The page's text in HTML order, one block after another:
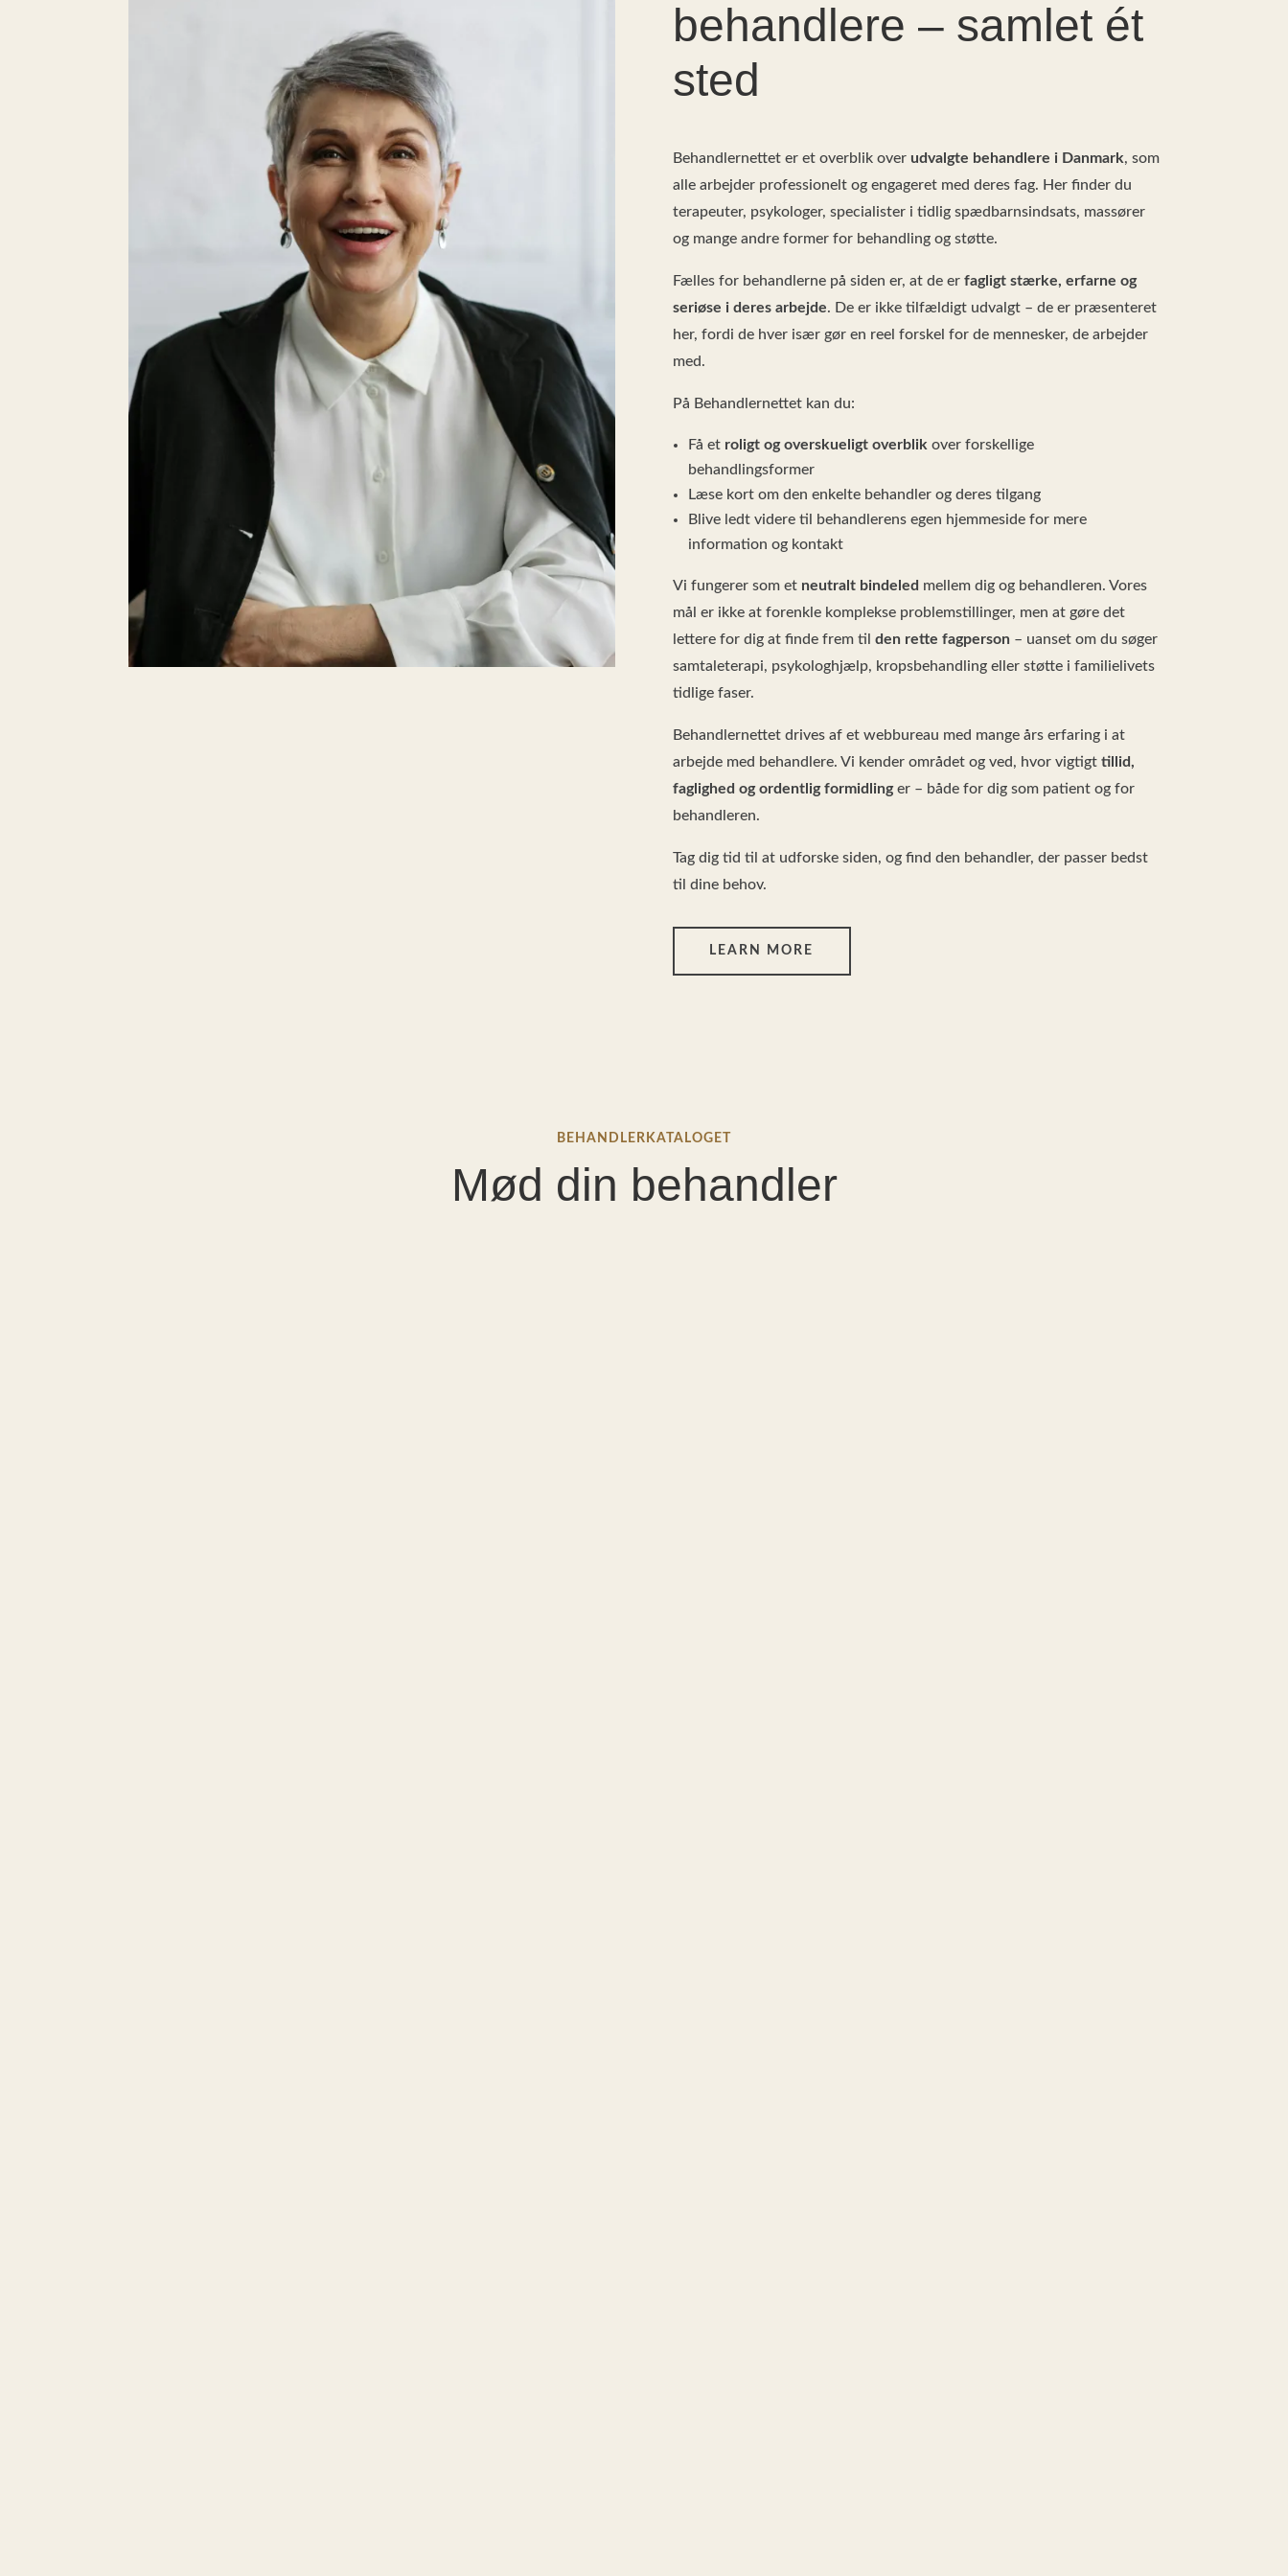
behandlere – samlet ét
sted
Behandlernettet er et overblik over udvalgte behandlere i Danmark, som
alle arbejder professionelt og engageret med deres fag. Her finder du
terapeuter, psykologer, specialister i tidlig spædbarnsindsats, massører
og mange andre former for behandling og støtte.
Fælles for behandlerne på siden er, at de er fagligt stærke, erfarne og
seriøse i deres arbejde. De er ikke tilfældigt udvalgt – de er præsenteret
her, fordi de hver især gør en reel forskel for de mennesker, de arbejder
med.
På Behandlernettet kan du:
Få et roligt og overskueligt overblik over forskellige
behandlingsformer
Læse kort om den enkelte behandler og deres tilgang
Blive ledt videre til behandlerens egen hjemmeside for mere
information og kontakt
Vi fungerer som et neutralt bindeled mellem dig og behandleren. Vores
mål er ikke at forenkle komplekse problemstillinger, men at gøre det
lettere for dig at finde frem til den rette fagperson – uanset om du søger
samtaleterapi, psykologhjælp, kropsbehandling eller støtte i familielivets
tidlige faser.
Behandlernettet drives af et webbureau med mange års erfaring i at
arbejde med behandlere. Vi kender området og ved, hvor vigtigt tillid,
faglighed og ordentlig formidlinger – både for dig som patient og for
behandleren.
Tag dig tid til at udforske siden, og find den behandler, der passer bedst
til dine behov.
LEARN MORE
BEHANDLERKATALOGET
Mød din behandler